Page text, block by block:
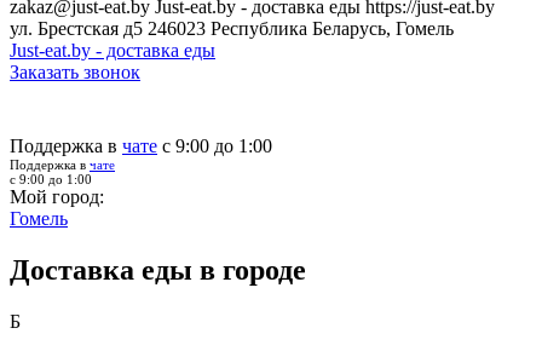
zakaz@just-eat.by Just-eat.by - доставка еды https://just-eat.by
ул. Брестская д5 246023 Республика Беларусь, Гомель
Just-eat.by - доставка еды
Заказать звонок
Поддержка в чате с 9:00 до 1:00
Поддержка в чате
с 9:00 до 1:00
Мой город:
Гомель
Доставка еды в городе
Б